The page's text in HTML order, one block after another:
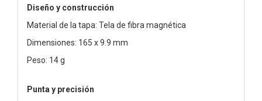
Diseño y construcción
Material de la tapa: Tela de fibra magnética
Dimensiones: 165 x 9.9 mm
Peso: 14 g
Punta y precisión